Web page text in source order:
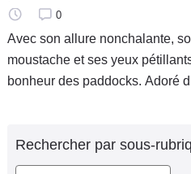
0
Avec son allure nonchalante,
moustache et ses yeux
bonheur des paddocks. Adoré
Rechercher par sous-